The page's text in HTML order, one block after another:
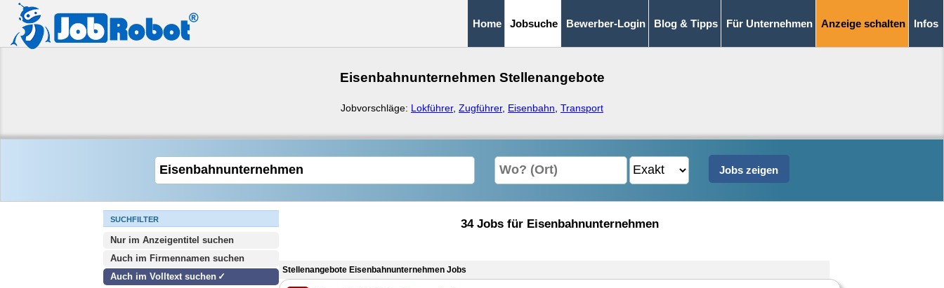
Home Jobsuche Bewerber-Login Blog & Tipps Für Unternehmen Anzeige schalten Infos
Eisenbahnunternehmen Stellenangebote
Jobvorschläge: Lokführer, Zugführer, Eisenbahn Transport
SUCHFILTER
Nur im Anzeigentitel suchen
Auch im Firmennamen suchen
Auch im Volltext suchen
34 Jobs für Eisenbahnunternehmen
Stellenangebote Eisenbahnunternehmen Jobs